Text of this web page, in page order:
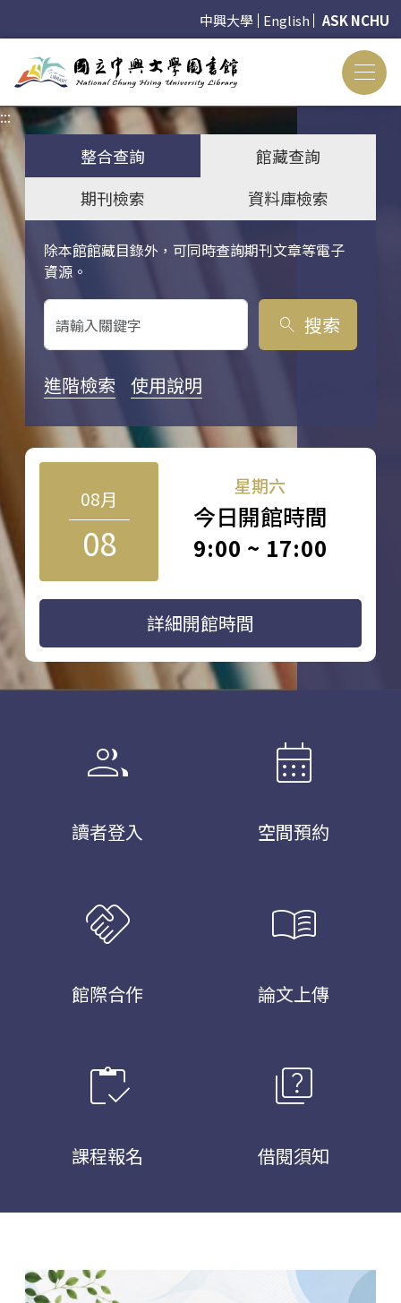
中興大學 English ASK NCHU
:::
整合查詢
館藏查詢
期刊檢索
資料庫檢索
除本館館藏目錄外，可同時查詢期刊文章等電子
資源。
關鍵字搜尋
search 搜索
進階檢索 使用說明
08月
08
星期六
今日開館時間
9:00 ~ 17:00
詳細開館時間
group
讀者登入
calendar_month
空間預約
handshake
館際合作
menu_book
論文上傳
inventory
課程報名
quiz
借閱須知